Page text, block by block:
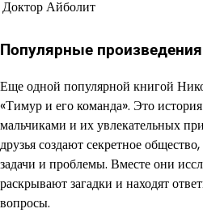
Доктор Айболит
Популярные произведения
Еще одной популярной книгой
«Тимур и его команда». Это
мальчиками и их увлекательных
друзья создают секретное
задачи и проблемы. Вместе они
раскрывают загадки и находят
вопросы.